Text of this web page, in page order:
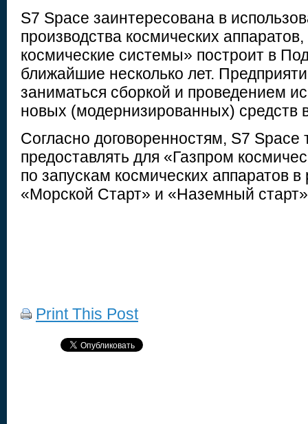
S7 Space заинтересована в
производства космических
космические системы» построит в
ближайшие несколько лет.
заниматься сборкой и проведением
новых (модернизированных) средств
Согласно договоренностям, S7 Space
предоставлять для «Газпром
по запускам космических аппаратов
«Морской Старт» и «Наземный
Print This Post